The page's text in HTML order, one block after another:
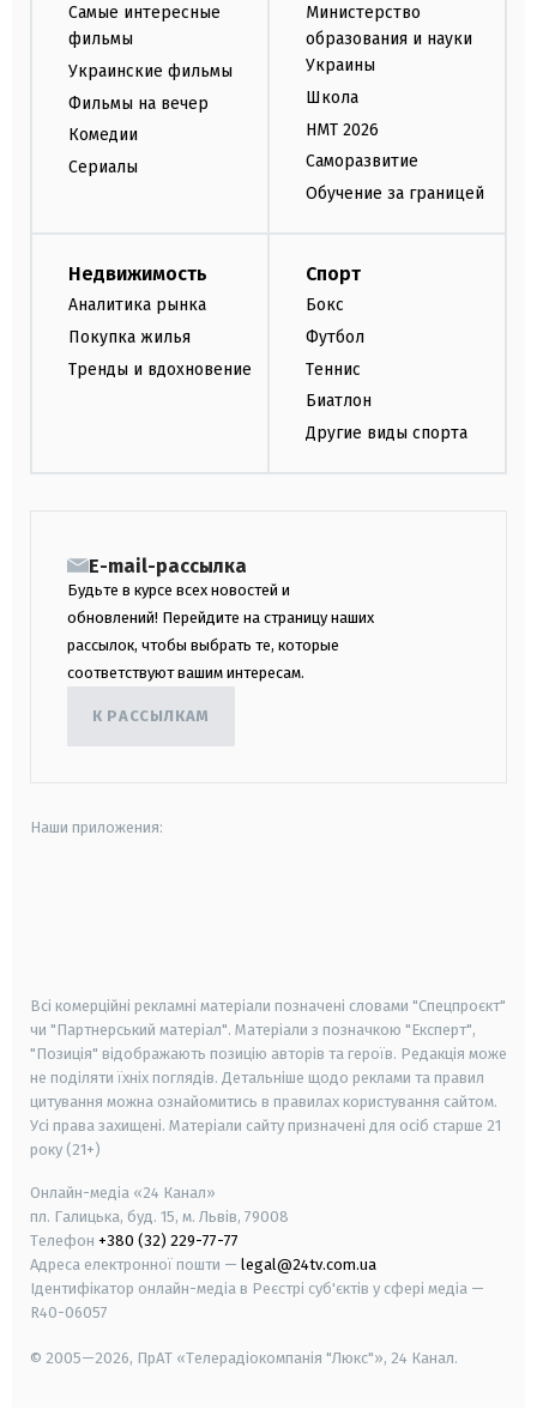
Самые интересные
фильмы
Украинские фильмы
Фильмы на вечер
Комедии
Сериалы
Министерство
образования и науки
Украины
Школа
НМТ 2026
Саморазвитие
Обучение за границей
Недвижимость
Аналитика рынка
Покупка жилья
Тренды и вдохновение
Спорт
Бокс
Футбол
Теннис
Биатлон
Другие виды спорта
E-mail-рассылка
Будьте в курсе всех новостей и
обновлений! Перейдите на страницу наших
рассылок, чтобы выбрать те, которые
соответствуют вашим интересам.
К РАССЫЛКАМ
Наши приложения:
Всі комерційні рекламні матеріали позначені словами "Спецпроєкт"
чи "Партнерський матеріал". Матеріали з позначкою "Експерт",
"Позиція" відображають позицію авторів та героїв. Редакція може
не поділяти їхніх поглядів. Детальніше щодо реклами та правил
цитування можна ознайомитись в правилах користування сайтом.
Усі права захищені. Матеріали сайту призначені для осіб старше 21
року (21+)
Онлайн-медіа «24 Канал»
пл. Галицька, буд. 15, м. Львів, 79008
Телефон +380 (32) 229-77-77
Адреса електронної пошти — legal@24tv.com.ua
Ідентифікатор онлайн-медіа в Реєстрі суб'єктів у сфері медіа —
R40-06057
© 2005—2026, ПрАТ «Телерадіокомпанія "Люкс"», 24 Канал.